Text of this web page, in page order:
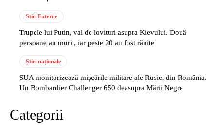
Stiri Externe
Trupele lui Putin, val de lovituri asupra Kievului. Două
persoane au murit, iar peste 20 au fost rănite
Știri naționale
SUA monitorizează mișcările militare ale Rusiei din România.
Un Bombardier Challenger 650 deasupra Mării Negre
Categorii